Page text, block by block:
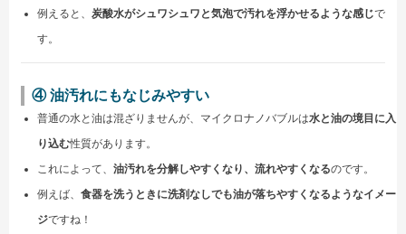
例えると、 炭酸水がシュワシュワと気泡で汚れを浮かせるような感じで
す。
④ 油汚れにもなじみやすい
普通の水と油は混ざりませんが、マイクロナノバブルは水と油の境目に入
り込む性質があります。
これによって、 油汚れを分解しやすくなり、流れやすくなるのです。
例えば、 食器を洗うときに洗剤なしでも油が落ちやすくなるようなイメー
ジですね！